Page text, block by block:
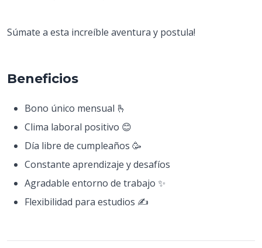
Súmate a esta increíble aventura y postula!
Beneficios
Bono único mensual 🫰
Clima laboral positivo 😊
Día libre de cumpleaños 🥳
Constante aprendizaje y desafíos
Agradable entorno de trabajo ✨
Flexibilidad para estudios ✍